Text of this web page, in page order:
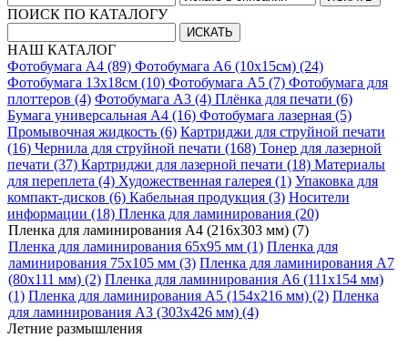
ПОИСК ПО КАТАЛОГУ
НАШ КАТАЛОГ
Фотобумага A4 (89) Фотобумага A6 (10х15см) (24)
Фотобумага 13х18см (10) Фотобумага A5 (7) Фотобумага для
плоттеров (4) Фотобумага A3 (4) Плёнка для печати (6)
Бумага универсальная A4 (16) Фотобумага лазерная (5)
Промывочная жидкость (6) Картриджи для струйной печати
(16) Чернила для струйной печати (168) Тонер для лазерной
печати (37) Картриджи для лазерной печати (18) Материалы
для переплета (4) Художественная галерея (1) Упаковка для
компакт-дисков (6) Кабельная продукция (3) Носители
информации (18) Пленка для ламинирования (20)
Пленка для ламинирования A4 (216х303 мм) (7)
Пленка для ламинирования 65х95 мм (1) Пленка для
ламинирования 75х105 мм (3) Пленка для ламинирования A7
(80х111 мм) (2) Пленка для ламинирования A6 (111х154 мм)
(1) Пленка для ламинирования A5 (154х216 мм) (2) Пленка
для ламинирования A3 (303х426 мм) (4)
Летние размышления